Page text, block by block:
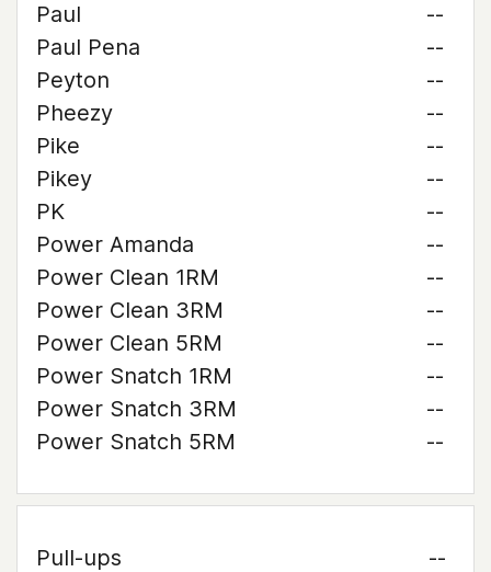
Paul
--
Paul Pena
--
Peyton
--
Pheezy
--
Pike
--
Pikey
--
PK
--
Power Amanda
--
Power Clean 1RM
--
Power Clean 3RM
--
Power Clean 5RM
--
Power Snatch 1RM
--
Power Snatch 3RM
--
Power Snatch 5RM
--
Pull-ups
--